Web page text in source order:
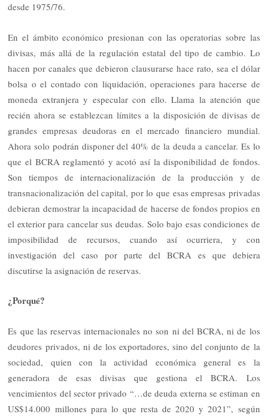
desde 1975/76.
En el ámbito económico presionan con las operatorias sobre las
divisas, más allá de la regulación estatal del tipo de cambio. Lo
hacen por canales que debieron clausurarse hace rato, sea el dólar
bolsa o el contado con liquidación, operaciones para hacerse de
moneda extranjera y especular con ello. Llama la atención que
recién ahora se establezcan límites a la disposición de divisas de
grandes empresas deudoras en el mercado financiero mundial.
Ahora solo podrán disponer del 40% de la deuda a cancelar. Es lo
que el BCRA reglamentó y acotó así la disponibilidad de fondos.
Son tiempos de internacionalización de la producción y de
transnacionalización del capital, por lo que esas empresas privadas
debieran demostrar la incapacidad de hacerse de fondos propios en
el exterior para cancelar sus deudas. Solo bajo esas condiciones de
imposibilidad de recursos, cuando así ocurriera, y con
investigación del caso por parte del BCRA es que debiera
discutirse la asignación de reservas.
¿Porqué?
Es que las reservas internacionales no son ni del BCRA, ni de los
deudores privados, ni de los exportadores, sino del conjunto de la
sociedad, quien con la actividad económica general es la
generadora de esas divisas que gestiona el BCRA. Los
vencimientos del sector privado “…de deuda externa se estiman en
US$14.000 millones para lo que resta de 2020 y 2021”, según